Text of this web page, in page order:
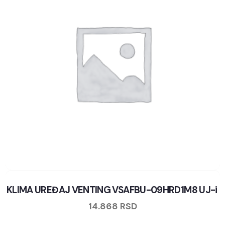
KLIMA UREĐAJ VENTING VSAFBU-09HRD1M8 UJ-i
14.868 RSD